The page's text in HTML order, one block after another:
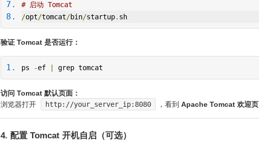
# 启动 Tomcat
/opt/tomcat/bin/startup. sh
验证 Tomcat 是否运行：
ps -ef grep tomcat
访问 Tomcat 默认页面：
浏览器打开
http://your_server_ip:8080 ，看到Apache Tomcat 欢迎页
4. 配置 Tomcat 开机自启（可选）